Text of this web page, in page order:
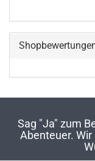
Sag "Ja" zum
Abenteuer.